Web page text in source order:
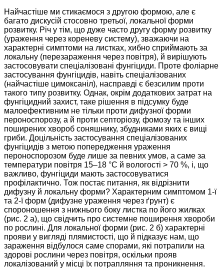
Найчастіше ми стикаємося з другою формою, але є
багато дискусій стосовно третьої, локальної форми
розвитку. Річ у тім, що дуже часто другу форму розвитку
(ураження через кореневу систему), зважаючи на
характерні симптоми на листках, хибно сприймають за
локальну (перезараження через повітря), й вирішують
застосовувати спеціалізовані фунгіциди. Проте фоліарне
застосування фунгіцидів, навіть спеціалізованих
(найчастіше цимоксаніл), насправді є безсилим проти
такого типу розвитку. Однак, окрім додаткових затрат на
фунгіцидний захист, таке рішення в підсумку буде
малоефективним не тільки проти дифузної форми
пероноспорозу, а й проти септоріозу, фомозу та інших
поширених хвороб соняшнику, збудниками яких є вищі
гриби. Доцільність застосування спеціалізованих
фунгіцидів з метою попередження ураження
пероноспорозом буде лише за певних умов, а саме за
температури повітря 15–18 °С й вологості > 70 %, і, що
важливо, фунгіциди мають застосовуватися
профілактично. Тож постає питання, як відрізнити
дифузну й локальну форми? Характерним симптомом 1-ї
та 2-ї форм (дифузне ураження через ґрунт) є
спороношення з нижнього боку листка по його жилках
(рис. 2 а), що свідчить про системне поширення хвороби
по рослині. Для локальної форми (рис. 2 б) характерні
прояви у вигляді плямистості, що й підказує нам, що
зараження відбулося саме спорами, які потрапили на
здорові рослини через повітря, оскільки прояв
локалізований у місці їх потрапляння та проникнення.